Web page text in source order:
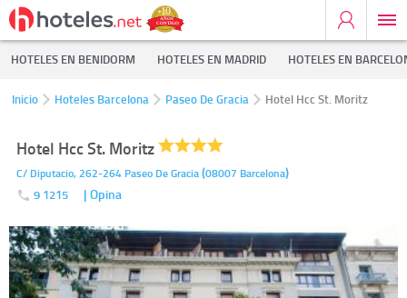
HOTELES EN BENIDORM HOTELES EN MADRID HOTELES EN
Inicio Hoteles Barcelona Paseo De Gracia Hotel Hcc St. Moritz
Hotel Hcc St. Moritz
C/ Diputacio, 262-264 Paseo De Gracia(08007 Barcelona)
9 1215 | Opina